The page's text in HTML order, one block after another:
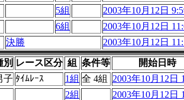
5組
2003年10月12日
6組
2003年10月12日
決勝 2003年10月12日
別 レース区分 組 条件等
開始日時
子 ﾀｲﾑﾚｰｽ 1組 全 4組
2003年10月12日
2組
2003年10月12日